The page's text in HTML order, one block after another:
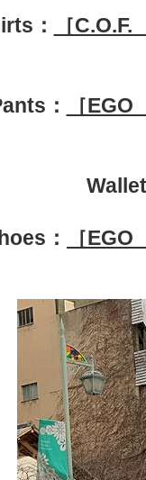
： ［
： ［
： ［